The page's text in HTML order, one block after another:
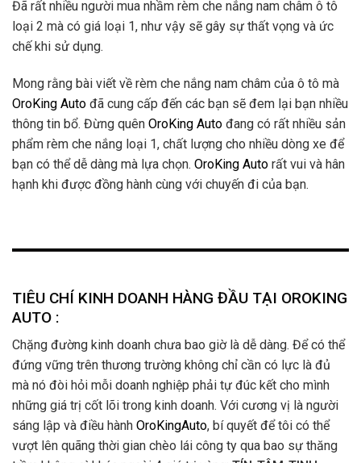
hạnh khi được đồng hành cùng với chuyến đi của bạn.
TIÊU CHÍ KINH DOANH HÀNG ĐẦU TẠI OROKING
AUTO :
Chặng đường kinh doanh chưa bao giờ là dễ dàng. Để có thể
đứng vững trên thương trường không chỉ cần có lực là đủ
sáng lập và điều hànhOroKingAuto, bí quyết để tôi có thể
trầm không gì khác ngoài 4 giá trị vàng:TÍN-TÂM-TINH-
NHÂN. Tôi xem 4 giá trị đó đối với bản thân tôi và với
1.KINH DOANH LẤY TÍN LÀM ĐẦU Một lần bất tín thì vạn
lần bất tin là câu nói gối đầu giường trong hoạt động bán
hàng của OroKingAuto. Người làm ăn lâu dài sẽ tính chuyện
đường xa, một vài đồng gian lận đánh đổi cả uy tín với khách
hàng thì quá dại dột. Chúng tôi tin rằng khi chúng tôi làm cho
1 người khách hài lòng, tức là tạo cho mình thêm 10 cơ hội